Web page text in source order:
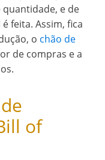
e de
feita. Assim, fica
o chão de
de compras e a
of